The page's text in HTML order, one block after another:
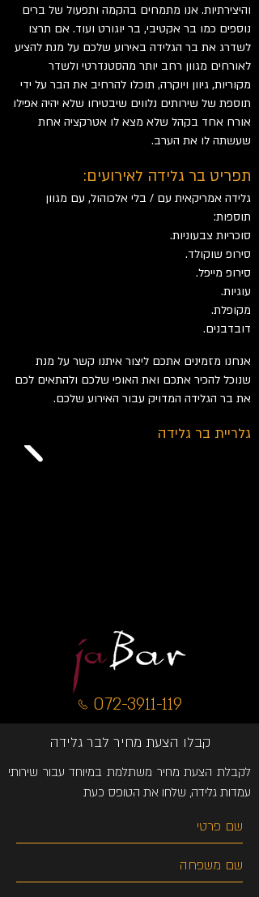
והיצירתיות. אנו מתמחים בהקמה ותפעול של ברים
נוספים כמו בר אקטיבי, בר יוגורט ועוד. אם תרצו
לשדרג את בר הגלידה באירוע שלכם על מנת להציע
לאורחים מגוון רחב יותר מהסטנדרטי ולשדר
מקוריות, גיוון ויוקרה, תוכלו להרחיב את הבר על ידי
תוספת של שירותים נלווים שיבטיחו שלא יהיה אפילו
אורח אחד בקהל שלא מצא לו אטרקציה אחת
שעשתה לו את הערב.
תפריט בר גלידה לאירועים:
גלידה אמריקאית עם / בלי אלכוהול, עם מגוון
תוספות:
סוכריות צבעוניות.
סירופ שוקולד.
סירופ מייפל.
עוגיות.
מקופלת.
דובדבנים.
אנחנו מזמינים אתכם ליצור איתנו קשר על מנת
שנוכל להכיר אתכם ואת האופי שלכם ולהתאים לכם
את בר הגלידה המדויק עבור האירוע שלכם.
גלריית בר גלידה
072-3911-119
קבלו הצעת מחיר לבר גלידה
לקבלת הצעת מחיר משתלמת במיוחד עבור שירותי
עמדות גלידה, שלחו את הטופס כעת